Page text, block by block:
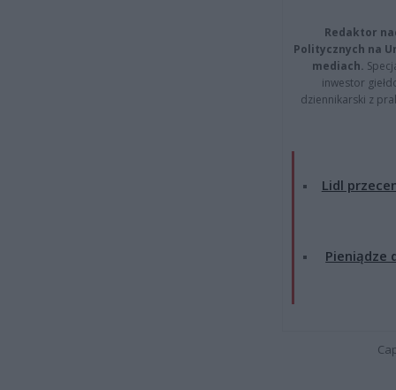
Redaktor
Politycznych na
mediach.
inwestor
dziennikarski z
Lidl
Pieniądze